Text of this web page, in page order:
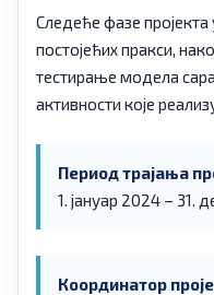
Следеће фазе
постојећих пракси,
тестирање модела
активности које
Период трајања
1. јануар 2024 – 31.
Координатор